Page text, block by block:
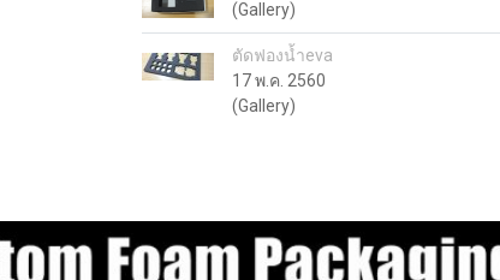
(Gallery)
ตัดฟองน้ำeva
17 พ.ค. 2560
(Gallery)